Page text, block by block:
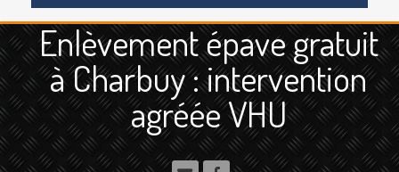
ENLÈVEMENTÉPAVE
Quoi?
Scooteret Moto
Camion
et Poids Lourd
Enlèvement épave gratuit
à Charbuy : intervention
agréée VHU